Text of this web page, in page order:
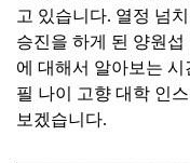
고 있습니다. 열정 넘
승진을 하게 된 양원섭
에 대해서 알아보는
필 나이 고향 대학 인
보겠습니다.